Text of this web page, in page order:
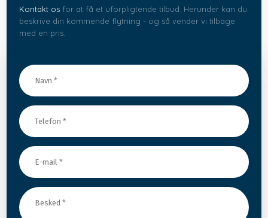
Kontakt osfor at få et uforpligtende tilbud. Herunder kan du
beskrive din kommende flytning - og så vender vi tilbage
med en pris.